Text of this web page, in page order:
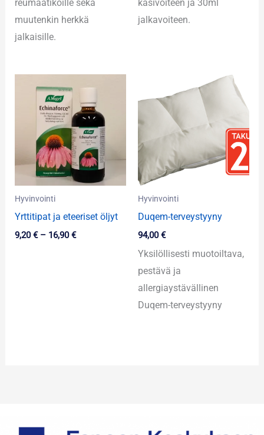
reumaatikoille sekä
muutenkin herkkä
jalkaisille.
käsivoiteen ja 30ml
jalkavoiteen.
Hyvinvointi
Yrttitipat ja eteeriset öljyt
9,20€ – 16,90€
9,20 €
16,90 €
Hyvinvointi
Duqem-terveystyyny
94,00€
Yksilöllisesti muotoiltava,
pestävä ja
allergiaystävällinen
Duqem-terveystyyny